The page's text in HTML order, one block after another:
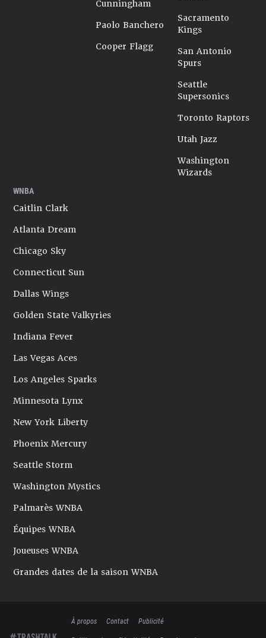
Cunningham
Paolo Banchero
Cooper Flagg
Sacramento
Kings
San Antonio
Spurs
Seattle
Supersonics
Toronto Raptors
Utah Jazz
Washington
Wizards
WNBA
Caitlin Clark
Atlanta Dream
Chicago Sky
Connecticut Sun
Dallas Wings
Golden State Valkyries
Indiana Fever
Las Vegas Aces
Los Angeles Sparks
Minnesota Lynx
New York Liberty
Phoenix Mercury
Seattle Storm
Washington Mystics
Palmarès WNBA
Équipes WNBA
Joueuses WNBA
Grandes dates de la saison WNBA
À propos Contact
Publicité